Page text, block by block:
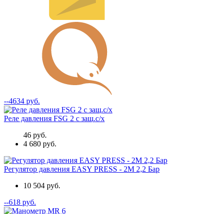
--4634 руб.
Реле давления FSG 2 с защ.с/х
46 руб.
4 680 руб.
Регулятор давления EASY PRESS - 2M 2,2 Бар
10 504 руб.
--618 руб.